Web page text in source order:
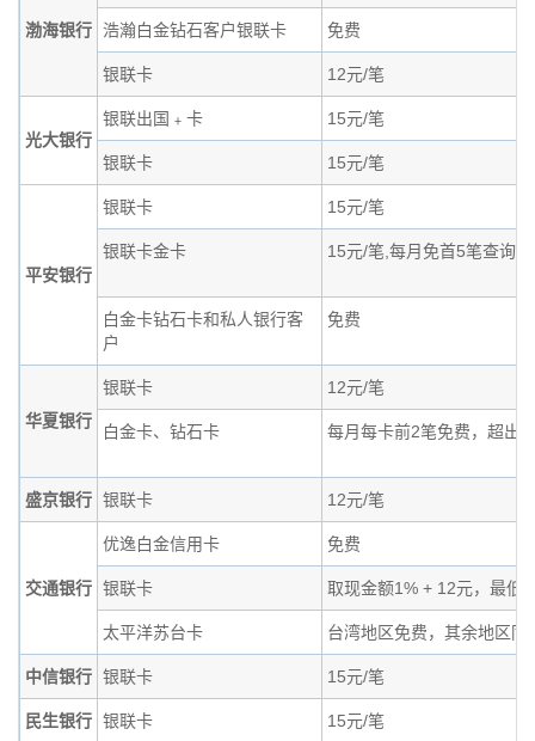
渤海银行 浩瀚白金钻石客户银联卡 免费
银联卡 12元/笔
光大银行
银联出国﹢卡 15元/笔
银联卡 15元/笔
平安银行
银联卡 15元/笔
银联卡金卡 15元/笔,每月免首5笔查询
白金卡钻石卡和私人银行客
户
免费
华夏银行
银联卡 12元/笔
白金卡、钻石卡 每月每卡前2笔免费，超出
盛京银行 银联卡 12元/笔
交通银行
优逸白金信用卡 免费
银联卡 取现金额1% + 12元，最低
太平洋苏台卡 台湾地区免费，其余地区同
中信银行 银联卡 15元/笔
民生银行 银联卡 15元/笔